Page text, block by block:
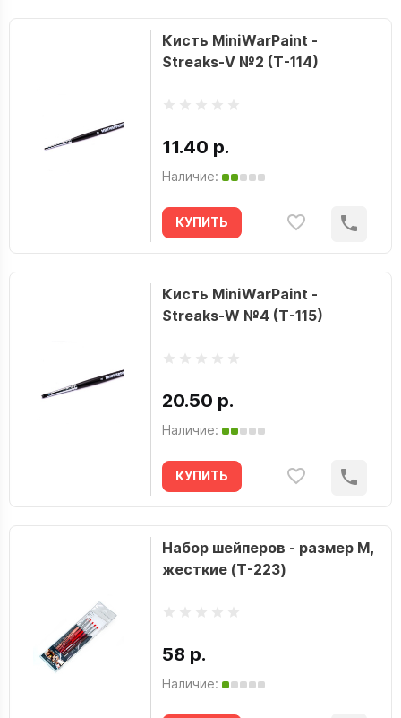
Кисть MiniWarPaint -
Streaks-V №2 (T-114)
11.40 р.
Наличие:
КУПИТЬ
Кисть MiniWarPaint -
Streaks-W №4 (T-115)
20.50 р.
Наличие:
КУПИТЬ
Набор шейперов - размер M,
жесткие (T-223)
58 р.
Наличие: